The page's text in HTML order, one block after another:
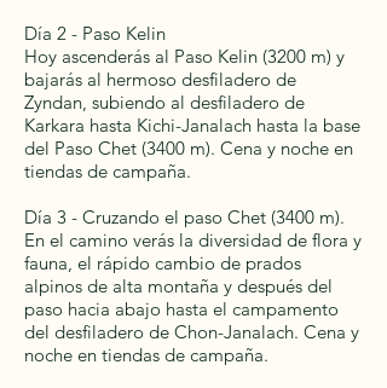
Día 2 - Paso Kelin
Hoy ascenderás al Paso Kelin (3200 m) y
bajarás al hermoso desfiladero de
Zyndan, subiendo al desfiladero de
Karkara hasta Kichi-Janalach hasta la base
del Paso Chet (3400 m). Cena y noche en
tiendas de campaña.
Día 3 - Cruzando el paso Chet (3400 m).
En el camino verás la diversidad de flora y
fauna, el rápido cambio de prados
alpinos de alta montaña y después del
paso hacia abajo hasta el campamento
del desfiladero de Chon-Janalach. Cena y
noche en tiendas de campaña.